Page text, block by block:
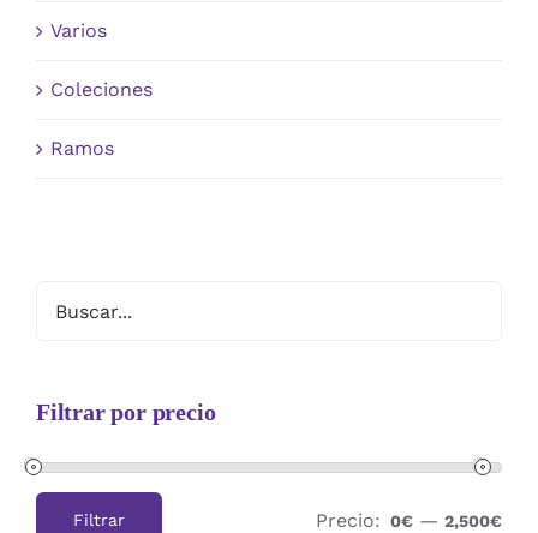
Varios
Coleciones
Ramos
Filtrar por precio
Filtrar Precio: 0€ —2,500€